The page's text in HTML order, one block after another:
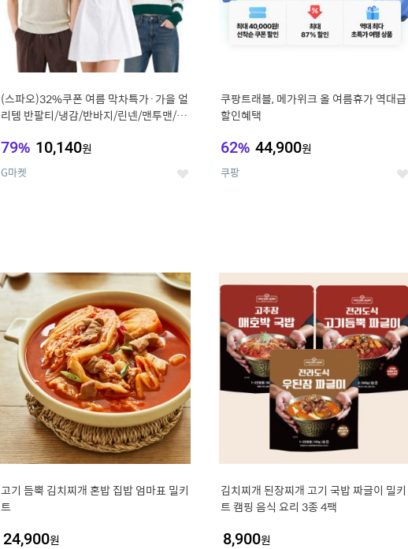
(스파오)32%쿠폰 여름 막차특가·가을 얼
리템 반팔티/냉감/반바지/린넨/맨투맨/슬
79% 10,140원
G마켓 좋
쿠팡트래블, 메가위크 올 여름휴가 역대급
할인혜택
62% 44,900원
쿠팡 좋
고기 듬뿍 김치찌개 혼밥 집밥 엄마표 밀키
트
24,900원
김치찌개 된장찌개 고기 국밥 짜글이 밀키
트 캠핑 음식 요리 3종 4팩
8,900원